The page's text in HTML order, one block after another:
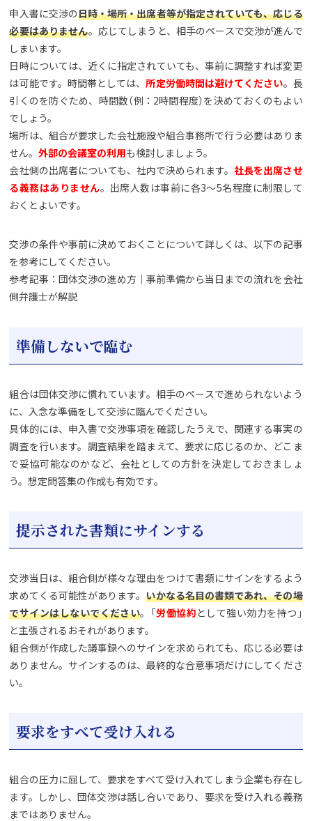
申入書に交渉の日時・場所・出席者等が指定されていても、応じる
必要はありません。応じてしまうと、相手のペースで交渉が進んで
しまいます。
日時については、近くに指定されていても、事前に調整すれば変更
は可能です。時間帯としては、所定労働時間は避けてください。長
引くのを防ぐため、時間数（例：2時間程度）を決めておくのもよい
でしょう。
場所は、組合が要求した会社施設や組合事務所で行う必要はありま
せん。外部の会議室の利用も検討しましょう。
会社側の出席者についても、社内で決められます。 社長を出席させ
る義務はありません。出席人数は事前に各3〜5名程度に制限して
おくとよいです。
交渉の条件や事前に決めておくことについて詳しくは、以下の記事
を参考にしてください。
参考記事：団体交渉の進め方｜事前準備から当日までの流れを会社
側弁護士が解説
準備しないで臨む
組合は団体交渉に慣れています。相手のペースで進められないよう
に、入念な準備をして交渉に臨んでください。
具体的には、申入書で交渉事項を確認したうえで、関連する事実の
調査を行います。調査結果を踏まえて、要求に応じるのか、どこま
で妥協可能なのかなど、会社としての方針を決定しておきましょ
う。想定問答集の作成も有効です。
提示された書類にサインする
交渉当日は、組合側が様々な理由をつけて書類にサインをするよう
求めてくる可能性があります。いかなる名目の書類であれ、その場
でサインはしないでください。「労働協約 として強い効力を持つ」
と主張されるおそれがあります。
組合側が作成した議事録へのサインを求められても、応じる必要は
ありません。サインするのは、最終的な合意事項だけにしてくださ
い。
要求をすべて受け入れる
組合の圧力に屈して、要求をすべて受け入れてしまう企業も存在し
ます。しかし、団体交渉は話し合いであり、要求を受け入れる義務
まではありません。